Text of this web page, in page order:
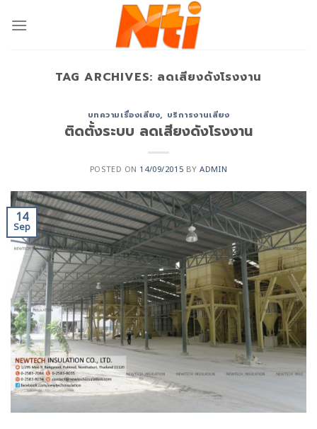
TAG ARCHIVES: ลดเสียงดังโรงงาน
บทความเรื่องเสียง, บริการงานเสียง
ติดตั้งระบบ ลดเสียงดังโรงงาน
POSTED ON 14/09/2015 BYADMIN
14
Sep